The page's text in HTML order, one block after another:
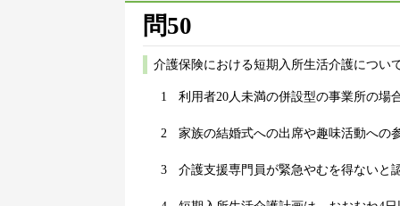
問50
介護保険における短期入所生活介護につい
1 利用者20人未満の併設型の事業所の場
2 家族の結婚式への出席や趣味活動への
3 介護支援専門員が緊急やむを得ないと